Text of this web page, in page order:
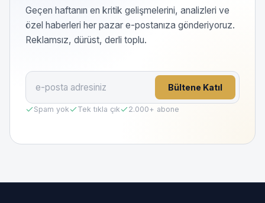
Geçen haftanın en kritik gelişmelerini, analizleri ve
özel haberleri her pazar e-postanıza gönderiyoruz.
Reklamsız, dürüst, derli toplu.
Bültene Katıl
Spam yok Tek tıkla çık 2.000+ abone